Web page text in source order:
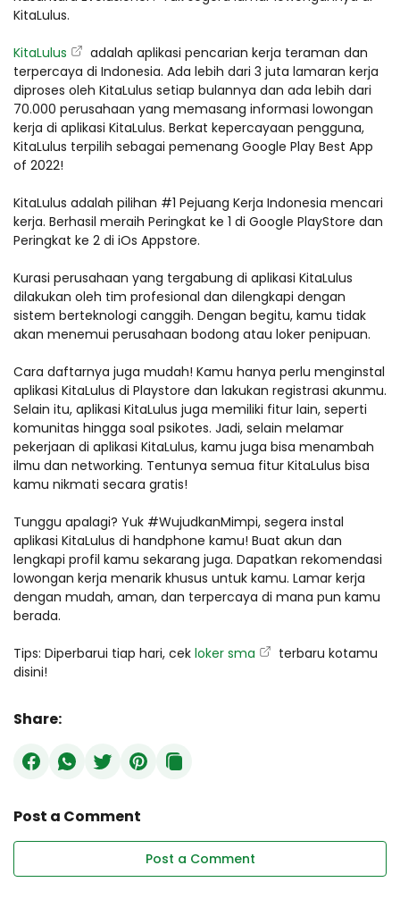
KitaLulus.
KitaLulus
adalah aplikasi pencarian kerja teraman dan
terpercaya di Indonesia. Ada lebih dari 3 juta lamaran kerja
diproses oleh KitaLulus setiap bulannya dan ada lebih dari
70.000 perusahaan yang memasang informasi lowongan
kerja di aplikasi KitaLulus. Berkat kepercayaan pengguna,
KitaLulus terpilih sebagai pemenang Google Play Best App
of 2022!
KitaLulus adalah pilihan #1 Pejuang Kerja Indonesia mencari
kerja. Berhasil meraih Peringkat ke 1 di Google PlayStore dan
Peringkat ke 2 di iOs Appstore.
Kurasi perusahaan yang tergabung di aplikasi KitaLulus
dilakukan oleh tim profesional dan dilengkapi dengan
sistem berteknologi canggih. Dengan begitu, kamu tidak
akan menemui perusahaan bodong atau loker penipuan.
Cara daftarnya juga mudah! Kamu hanya perlu menginstal
aplikasi KitaLulus di Playstore dan lakukan registrasi akunmu.
Selain itu, aplikasi KitaLulus juga memiliki fitur lain, seperti
komunitas hingga soal psikotes. Jadi, selain melamar
pekerjaan di aplikasi KitaLulus, kamu juga bisa menambah
ilmu dan networking. Tentunya semua fitur KitaLulus bisa
kamu nikmati secara gratis!
Tunggu apalagi? Yuk #WujudkanMimpi, segera instal
aplikasi KitaLulus di handphone kamu! Buat akun dan
lengkapi profil kamu sekarang juga. Dapatkan rekomendasi
lowongan kerja menarik khusus untuk kamu. Lamar kerja
dengan mudah, aman, dan terpercaya di mana pun kamu
berada.
Tips: Diperbarui tiap hari, cek loker sma
terbaru kotamu
disini!
Share:
Post a Comment
Post a Comment